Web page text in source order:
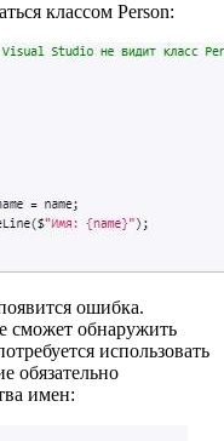
классом Person:
ошибка.
сможет обнаружить
использовать
обязательно
имен: